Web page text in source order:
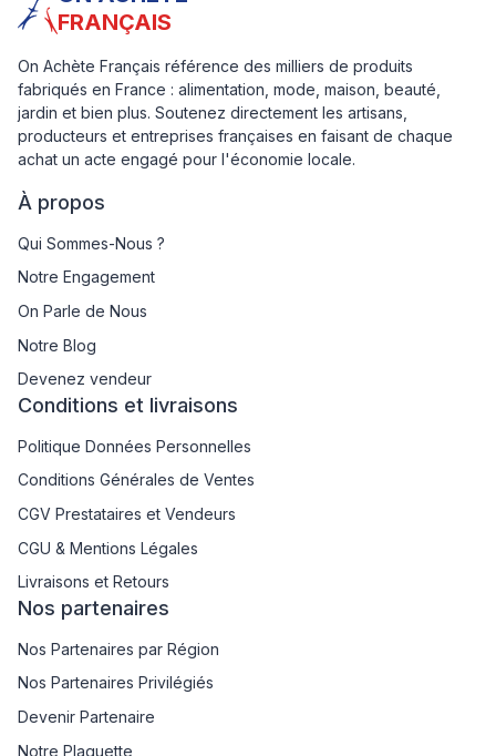
FRANÇAIS
On Achète Français référence des milliers de produits
fabriqués en France : alimentation, mode, maison, beauté,
jardin et bien plus. Soutenez directement les artisans,
producteurs et entreprises françaises en faisant de chaque
achat un acte engagé pour l'économie locale.
À propos
Qui Sommes-Nous ?
Notre Engagement
On Parle de Nous
Notre Blog
Devenez vendeur
Conditions et livraisons
Politique Données Personnelles
Conditions Générales de Ventes
CGV Prestataires et Vendeurs
CGU & Mentions Légales
Livraisons et Retours
Nos partenaires
Nos Partenaires par Région
Nos Partenaires Privilégiés
Devenir Partenaire
Notre Plaquette